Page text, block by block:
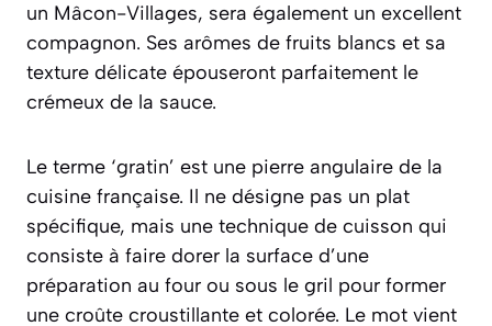
un Mâcon-Villages, sera également un excellent
compagnon. Ses arômes de fruits blancs et sa
texture délicate épouseront parfaitement le
crémeux de la sauce.
Le terme ‘gratin’ est une pierre angulaire de la
cuisine française. Il ne désigne pas un plat
spécifique, mais une technique de cuisson qui
consiste à faire dorer la surface d’une
préparation au four ou sous le gril pour former
une croûte croustillante et colorée. Le mot vient